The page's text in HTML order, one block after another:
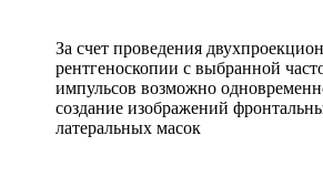
За счет проведения
рентгеноскопии с выбранной
импульсов возможно
создание изображений
латеральных масок